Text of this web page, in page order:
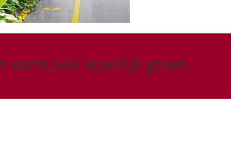
soms ook letterlijk groen.